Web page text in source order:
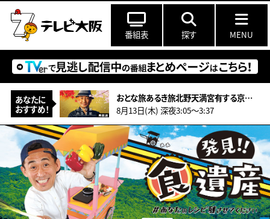
番組表 探す MENU
あなたに
おすすめ！
おとな旅あるき旅北野天満宮有する京都！夏季限定！辛子豆腐に世界が注目推し畳！
8月13日(木) 深夜3:05〜3:37